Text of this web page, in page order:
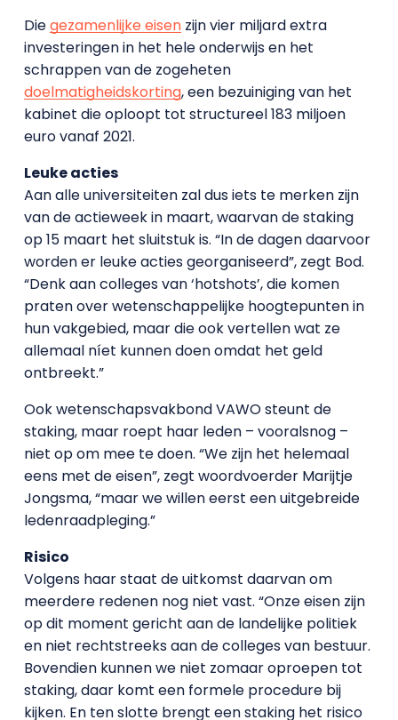
Diegezamenlijke eisenzijn vier miljard extra
investeringen in het hele onderwijs en het
schrappen van de zogeheten
doelmatigheidskorting, een bezuiniging van het
kabinet die oploopt tot structureel 183 miljoen
euro vanaf 2021.
Leuke acties
Aan alle universiteiten zal dus iets te merken zijn
van de actieweek in maart, waarvan de staking
op 15 maart het sluitstuk is. “In de dagen daarvoor
worden er leuke acties georganiseerd”, zegt Bod.
“Denk aan colleges van ‘hotshots’, die komen
praten over wetenschappelijke hoogtepunten in
hun vakgebied, maar die ook vertellen wat ze
allemaal níet kunnen doen omdat het geld
ontbreekt.”
Ook wetenschapsvakbond VAWO steunt de
staking, maar roept haar leden – vooralsnog –
niet op om mee te doen. “We zijn het helemaal
eens met de eisen”, zegt woordvoerder Marijtje
Jongsma, “maar we willen eerst een uitgebreide
ledenraadpleging.”
Risico
Volgens haar staat de uitkomst daarvan om
meerdere redenen nog niet vast. “Onze eisen zijn
op dit moment gericht aan de landelijke politiek
en niet rechtstreeks aan de colleges van bestuur.
Bovendien kunnen we niet zomaar oproepen tot
staking, daar komt een formele procedure bij
kijken. En ten slotte brengt een staking het risico